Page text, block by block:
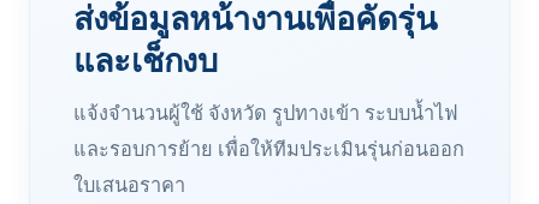
ส่งข้อมูลหน้างานเพื่อคัดรุ่น
และเช็กงบ
แจ้งจำนวนผู้ใช้ จังหวัด รูปทางเข้า ระบบน้ำไฟ
และรอบการย้าย เพื่อให้ทีมประเมินรุ่นก่อนออก
ใบเสนอราคา